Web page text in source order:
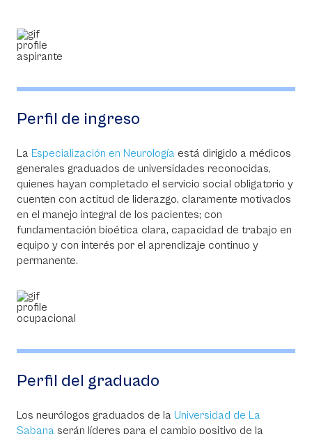
Perfil de ingreso
La Especialización en Neurología está dirigido a médicos
generales graduados de universidades reconocidas,
quienes hayan completado el servicio social obligatorio y
cuenten con actitud de liderazgo, claramente motivados
en el manejo integral de los pacientes; con
fundamentación bioética clara, capacidad de trabajo en
equipo y con interés por el aprendizaje continuo y
permanente.
Perfil del graduado
Los neurólogos graduados de la Universidad de La
Sabana serán líderes para el cambio positivo de la